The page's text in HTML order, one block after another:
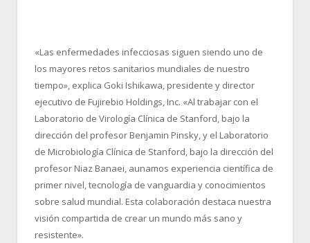
«Las enfermedades infecciosas siguen siendo uno de
los mayores retos sanitarios mundiales de nuestro
tiempo», explica Goki Ishikawa, presidente y director
ejecutivo de Fujirebio Holdings, Inc. «Al trabajar con el
Laboratorio de Virología Clínica de Stanford, bajo la
dirección del profesor Benjamin Pinsky, y el Laboratorio
de Microbiología Clínica de Stanford, bajo la dirección del
profesor Niaz Banaei, aunamos experiencia científica de
primer nivel, tecnología de vanguardia y conocimientos
sobre salud mundial. Esta colaboración destaca nuestra
visión compartida de crear un mundo más sano y
resistente».